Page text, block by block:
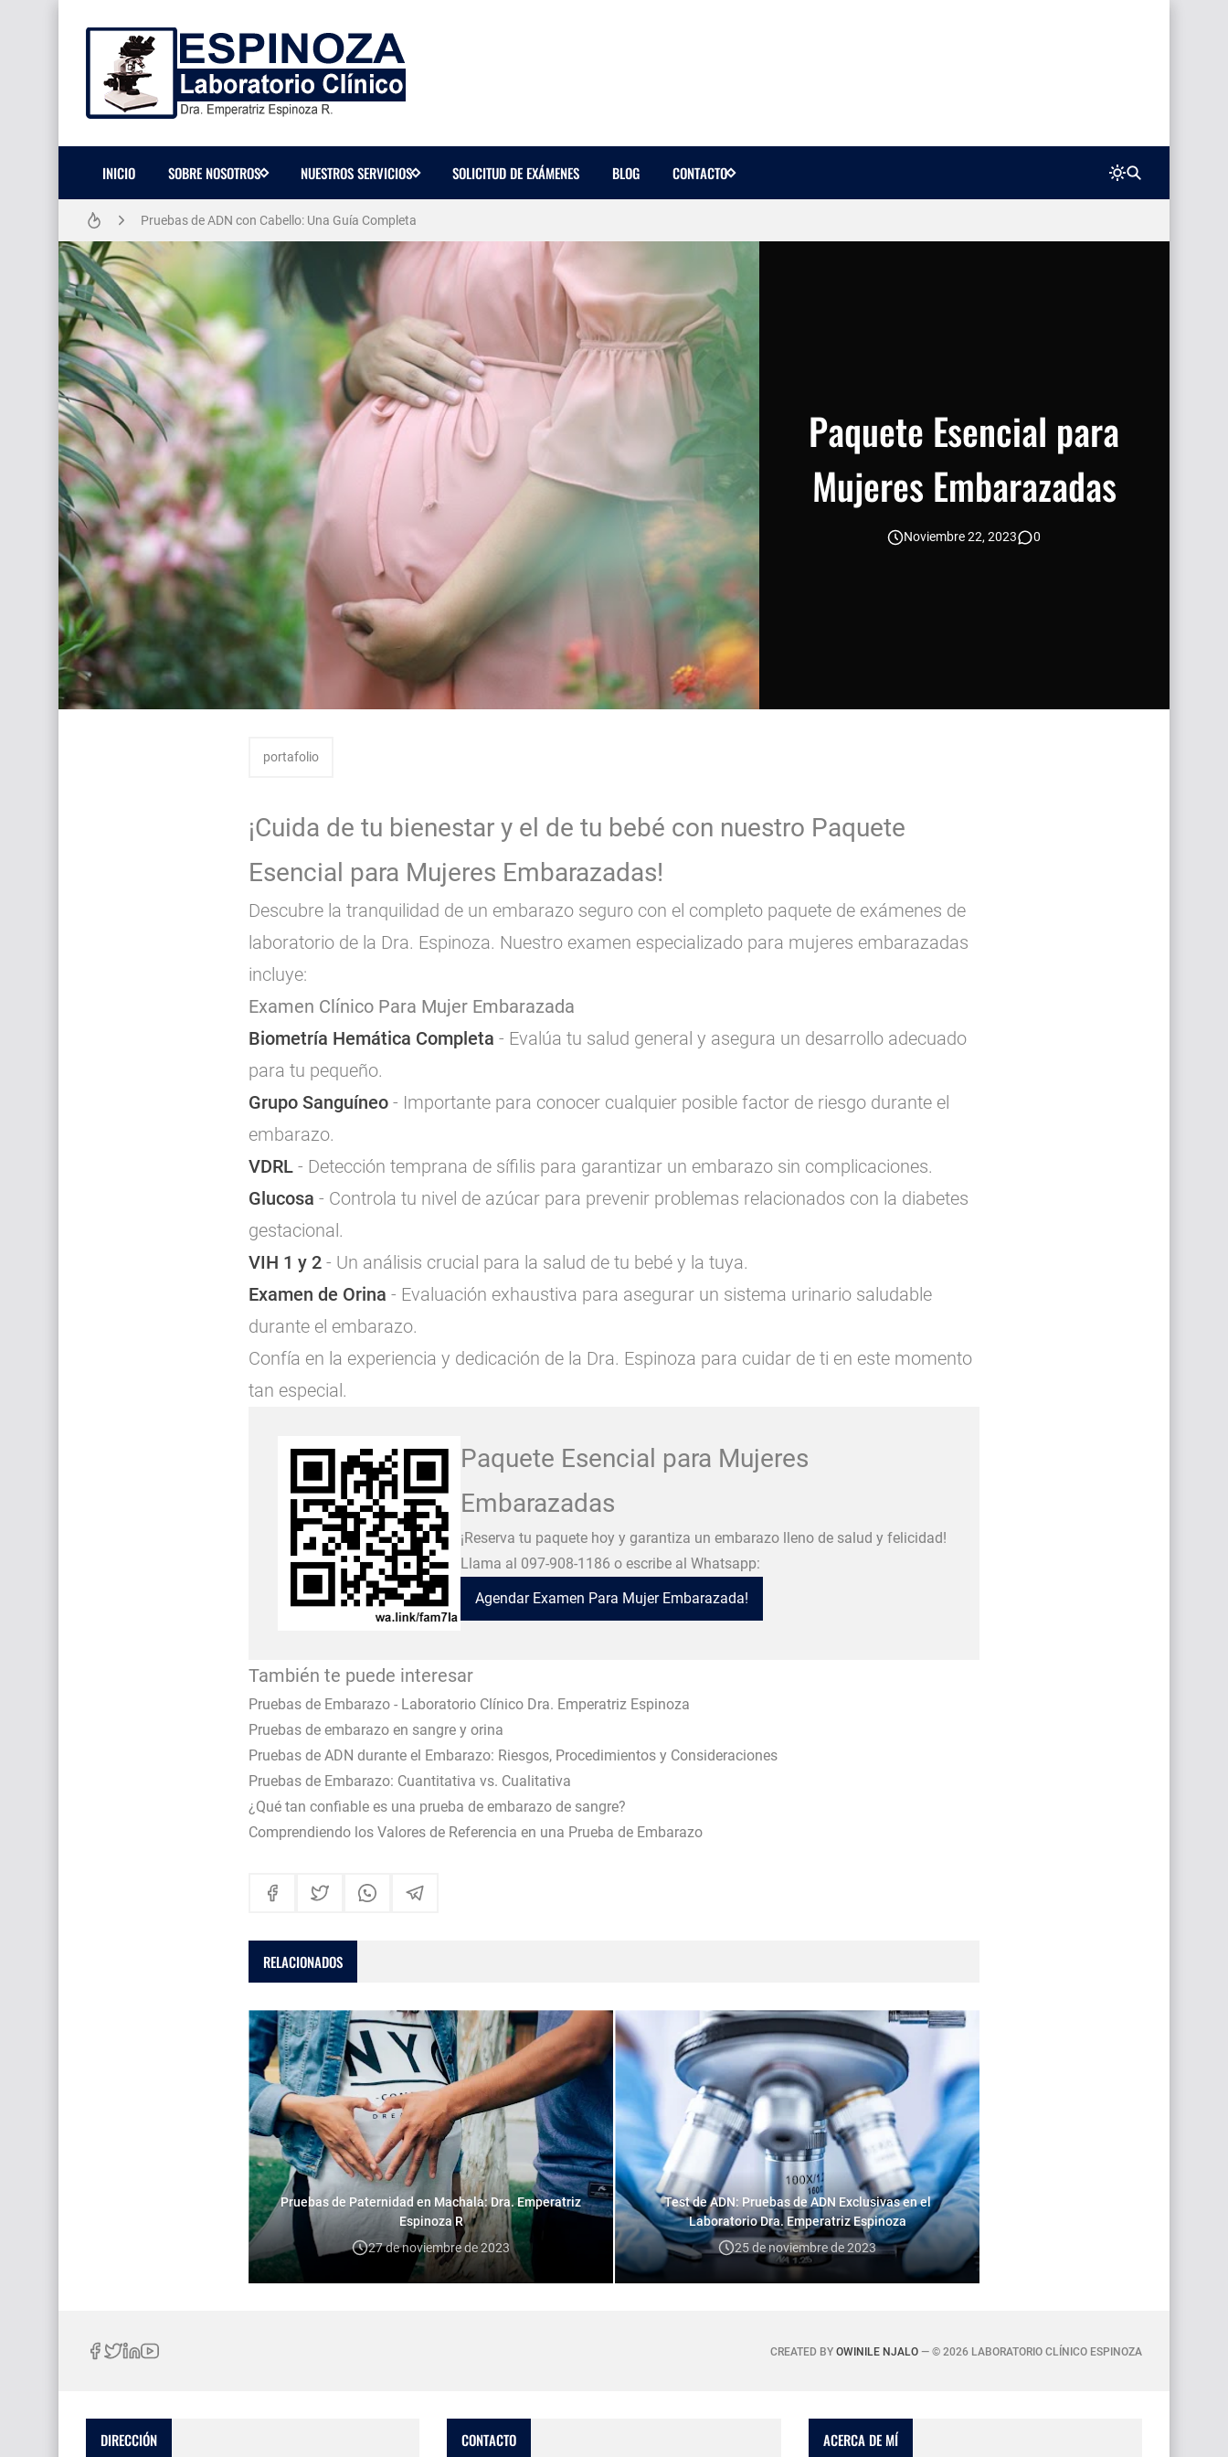
INICIO SOBRE NOSOTROS NUESTROS SERVICIOS SOLICITUD DE EXÁMENES BLOG CONTACTO
¿Qué significa si mi prueba de VIH sale "NO Reactivo"?
Pruebas de ADN con Cabello: Una Guía Completa
La Biometría Hemática Completa: Un Análisis Detallado
Pruebas de Embarazo: Cuantitativa vs. Cualitativa
¿Qué tan confiable es una prueba de embarazo de sangre?
Atención al Cliente
Galería De Trabajo
Pruebas de ADN durante el Embarazo: Riesgos, Procedimientos y Consideraciones
Comprendiendo los Valores de Referencia en una Prueba de Embarazo
Prueba de ADN entre Hermanos: Un Análisis Detallado
Paquete Esencial para
Mujeres Embarazadas
Noviembre 22, 2023 0
portafolio
¡Cuida de tu bienestar y el de tu bebé con nuestro Paquete
Esencial para Mujeres Embarazadas!
Descubre la tranquilidad de un embarazo seguro con el completo paquete de exámenes de
laboratorio de la Dra. Espinoza. Nuestro examen especializado para mujeres embarazadas
incluye:
Examen Clínico Para Mujer Embarazada
Biometría Hemática Completa - Evalúa tu salud general y asegura un desarrollo adecuado
para tu pequeño.
Grupo Sanguíneo - Importante para conocer cualquier posible factor de riesgo durante el
embarazo.
VDRL - Detección temprana de sífilis para garantizar un embarazo sin complicaciones.
Glucosa - Controla tu nivel de azúcar para prevenir problemas relacionados con la diabetes
gestacional.
VIH 1 y 2 - Un análisis crucial para la salud de tu bebé y la tuya.
Examen de Orina - Evaluación exhaustiva para asegurar un sistema urinario saludable
durante el embarazo.
Confía en la experiencia y dedicación de la Dra. Espinoza para cuidar de ti en este momento
tan especial.
Paquete Esencial para Mujeres
Embarazadas
¡Reserva tu paquete hoy y garantiza un embarazo lleno de salud y felicidad!
Llama al 097-908-1186 o escribe al Whatsapp:
Agendar Examen Para Mujer Embarazada!
También te puede interesar
Pruebas de Embarazo - Laboratorio Clínico Dra. Emperatriz Espinoza
Pruebas de embarazo en sangre y orina
Pruebas de ADN durante el Embarazo: Riesgos, Procedimientos y Consideraciones
Pruebas de Embarazo: Cuantitativa vs. Cualitativa
¿Qué tan confiable es una prueba de embarazo de sangre?
Comprendiendo los Valores de Referencia en una Prueba de Embarazo
RELACIONADOS
Pruebas de Paternidad en Machala: Dra. Emperatriz
Espinoza R
27 de noviembre de 2023
Test de ADN: Pruebas de ADN Exclusivas en el
Laboratorio Dra. Emperatriz Espinoza
25 de noviembre de 2023
CREATED BY OWINILE NJALO — © 2026 LABORATORIO CLÍNICO ESPINOZA
DIRECCIÓN CONTACTO ACERCA DE MÍ